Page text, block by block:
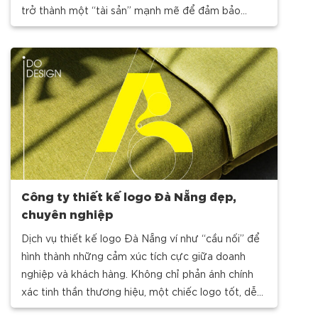
trở thành một “tài sản” mạnh mẽ để đảm bảo
thương hiệu của bạn trở
Công ty thiết kế logo Đà Nẵng đẹp,
chuyên nghiệp
Dịch vụ thiết kế logo Đà Nẵng ví như “cầu nối” để
hình thành những cảm xúc tích cực giữa doanh
nghiệp và khách hàng. Không chỉ phản ánh chính
xác tinh thần thương hiệu, một chiếc logo tốt, dễ
ghi nhớ sẽ hoạt động